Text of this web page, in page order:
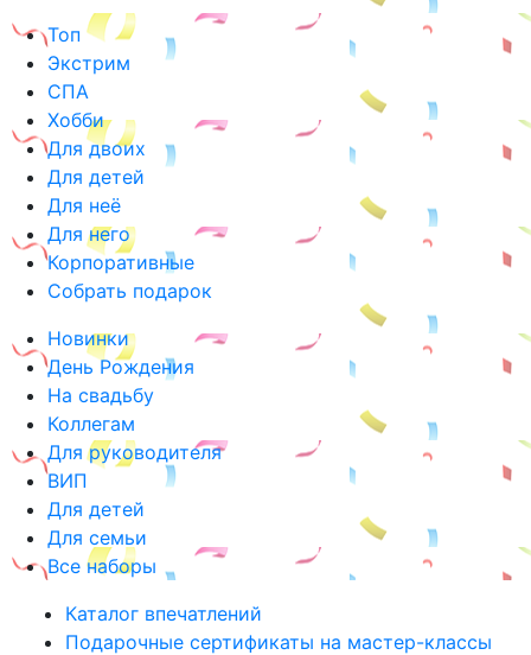
Топ
Экстрим
СПА
Хобби
Для двоих
Для детей
Для неё
Для него
Корпоративные
Собрать подарок
Новинки
День Рождения
На свадьбу
Коллегам
Для руководителя
ВИП
Для детей
Для семьи
Все наборы
Каталог впечатлений
Подарочные сертификаты на мастер-классы